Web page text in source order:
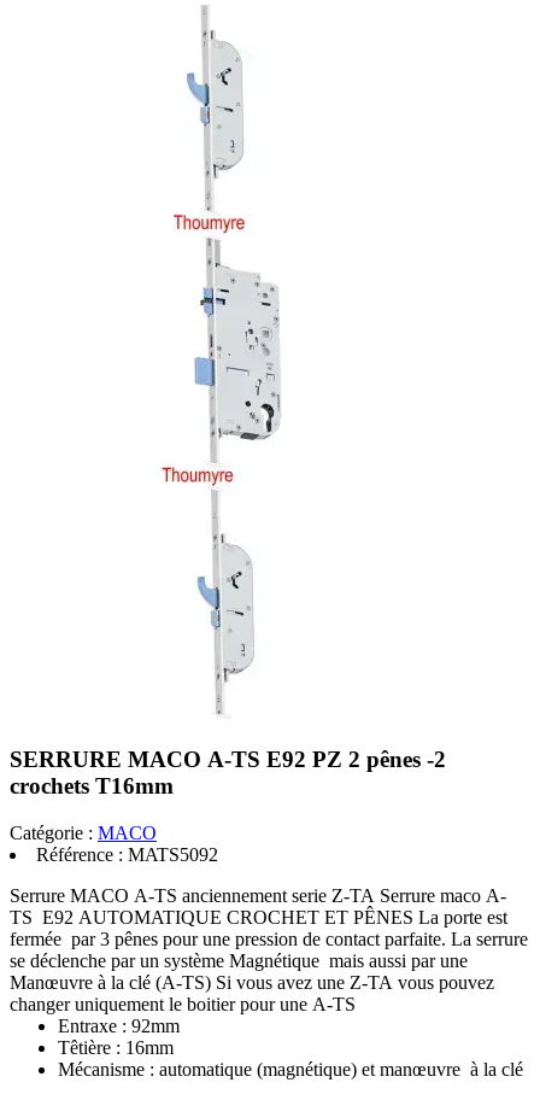
SERRURE MACO A-TS E92 PZ 2 pênes -2
crochets T16mm
Catégorie : MACO
Référence : MATS5092
Serrure MACO A-TS anciennement serie Z-TA Serrure maco A-
TS E92 AUTOMATIQUE CROCHET ET PÊNES La porte est
fermée par 3 pênes pour une pression de contact parfaite. La serrure
se déclenche par un système Magnétique mais aussi par une
Manœuvre à la clé (A-TS) Si vous avez une Z-TA vous pouvez
changer uniquement le boitier pour une A-TS
Entraxe : 92mm
Têtière : 16mm
Mécanisme : automatique (magnétique) et manœuvre à la clé